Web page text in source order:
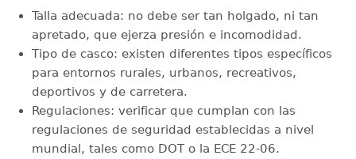
Talla adecuada: no debe ser tan holgado, ni tan
apretado, que ejerza presión e incomodidad.
Tipo de casco: existen diferentes tipos específicos
para entornos rurales, urbanos, recreativos,
deportivos y de carretera.
Regulaciones: verificar que cumplan con las
regulaciones de seguridad establecidas a nivel
mundial, tales como DOT o la ECE 22-06.